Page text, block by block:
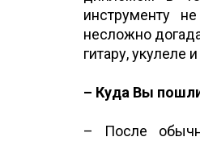
инструменту
несложно
гитару, укулеле
– Куда Вы
– После